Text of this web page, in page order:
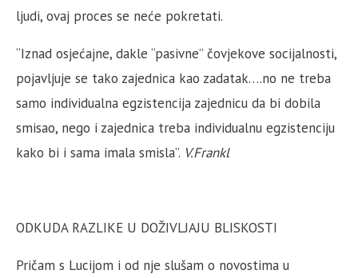
ljudi, ovaj proces se neće pokretati.
“Iznad osjećajne, dakle “pasivne” čovjekove socijalnosti,
pojavljuje se tako zajednica kao zadatak….no ne treba
samo individualna egzistencija zajednicu da bi dobila
smisao, nego i zajednica treba individualnu egzistenciju
kako bi i sama imala smisla”. V.Frankl
ODKUDA RAZLIKE U DOŽIVLJAJU BLISKOSTI
Pričam s Lucijom i od nje slušam o novostima u